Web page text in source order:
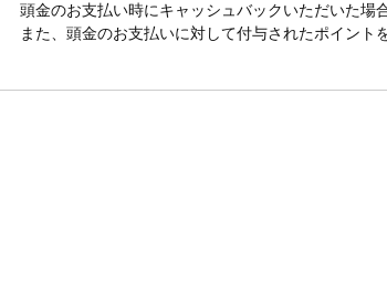
頭金のお支払い時にキャッシュバックいただいた場
また、頭金のお支払いに対して付与されたポイント